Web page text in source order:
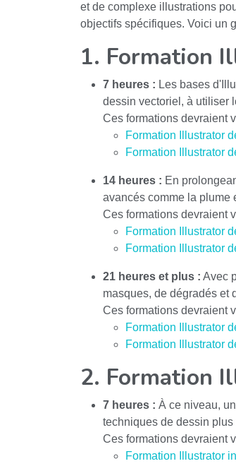
et de complexe illustrations
objectifs spécifiques. Voici un
1. Formation
7 heures : Les bases
dessin vectoriel, à utiliser
Ces formations devraient
Formation Illustrator
Formation Illustrator
14 heures : En
avancés comme la plume
Ces formations devraient
Formation Illustrator
Formation Illustrator
21 heures et plus : Avec
masques, de dégradés et
Ces formations devraient
Formation Illustrator
Formation Illustrator
2. Formation
7 heures : À ce niveau,
techniques de dessin
Ces formations devraient
Formation Illustrator